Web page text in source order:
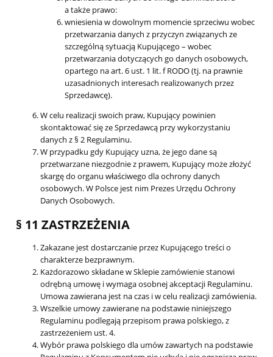
a także prawo:
wniesienia w dowolnym momencie sprzeciwu wobec
przetwarzania danych z przyczyn związanych ze
szczególną sytuacją Kupującego – wobec
przetwarzania dotyczących go danych osobowych,
opartego na art. 6 ust. 1 lit. f RODO (tj. na prawnie
uzasadnionych interesach realizowanych przez
Sprzedawcę).
W celu realizacji swoich praw, Kupujący powinien
skontaktować się ze Sprzedawcą przy wykorzystaniu
danych z § 2 Regulaminu.
W przypadku gdy Kupujący uzna, że jego dane są
przetwarzane niezgodnie z prawem, Kupujący może złożyć
skargę do organu właściwego dla ochrony danych
osobowych. W Polsce jest nim Prezes Urzędu Ochrony
Danych Osobowych.
§ 11 ZASTRZEŻENIA
Zakazane jest dostarczanie przez Kupującego treści o
charakterze bezprawnym.
Każdorazowo składane w Sklepie zamówienie stanowi
odrębną umowę i wymaga osobnej akceptacji Regulaminu.
Umowa zawierana jest na czas i w celu realizacji zamówienia.
Wszelkie umowy zawierane na podstawie niniejszego
Regulaminu podlegają przepisom prawa polskiego, z
zastrzeżeniem ust. 4.
Wybór prawa polskiego dla umów zawartych na podstawie